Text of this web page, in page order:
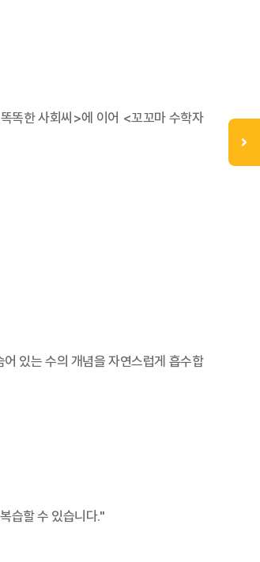
똑한 사회씨>에 이어 <꼬꼬마 수학자
있는 수의 개념을 자연스럽게 흡수합
습할 수 있습니다."